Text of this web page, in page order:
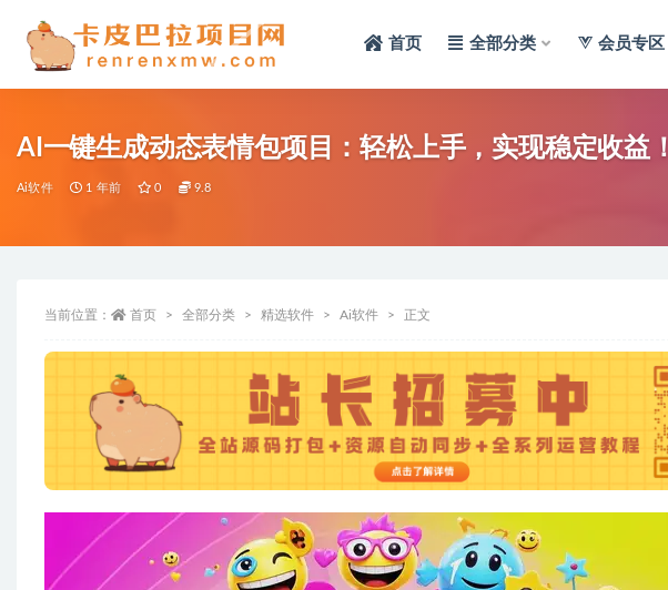
首页 全部分类 会员专区
AI一键生成动态表情包项目：轻松上手，实现稳定收益！
Ai软件 1 年前 0 9.8
当前位置： 首页 全部分类 精选软件 Ai软件 正文